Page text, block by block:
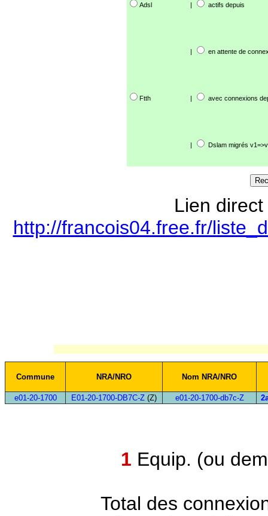
Adsl | actifs depuis
| en attente de
Ftth | avec connexions
| Dslam migrés
Lien
http://francois04.free.fr/
Commune NRA/NRO Nom NRA/NRO
e01-20-1700 E01-20-1700-DB7C-Z (Z) e01-20-1700-db7c-Z
1 Equip. (ou
Total des